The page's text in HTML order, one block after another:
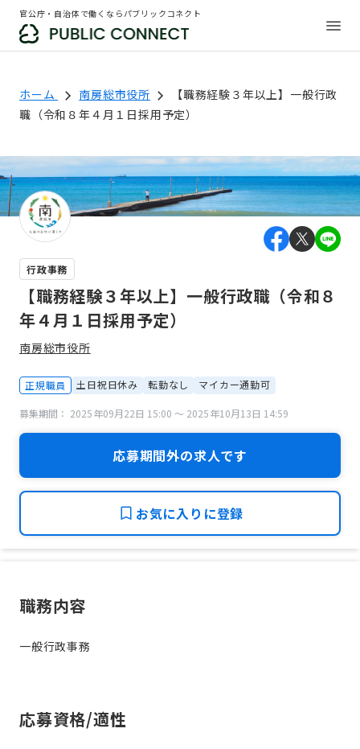
官公庁・自治体で働くならパブリックコネクト
ホーム 南房総市役所
【職務経験３年以上】一般行政
職（令和８年４月１日採用予定）
行政事務
【職務経験３年以上】一般行政職（令和８
年４月１日採用予定）
南房総市役所
正規職員 土日祝日休み 転勤なし マイカー通勤可
募集期間： 2025年09月22日 15:00 〜 2025年10月13日 14:59
応募期間外の求人です
お気に入りに登録
職務内容
一般行政事務
応募資格/適性